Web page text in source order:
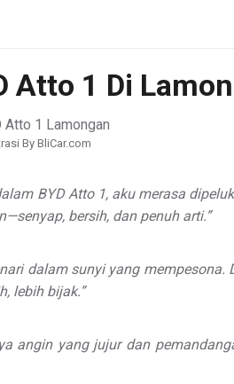
Atto 1 Di
By BliCar.com
BYD Atto 1, aku merasa
bersih, dan penuh arti.”
dalam sunyi yang
lebih bijak.”
angin yang jujur dan